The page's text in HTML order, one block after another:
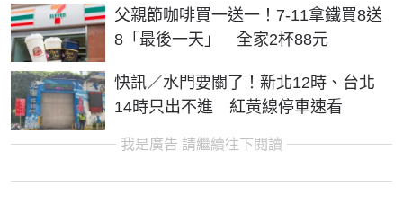
父親節咖啡買一送一！7-11拿鐵買8送
8「最後一天」 全家2杯88元
快訊／水門要關了！新北12時、台北
14時只出不進 紅黃線停車速看
我是廣告 請繼續往下閱讀